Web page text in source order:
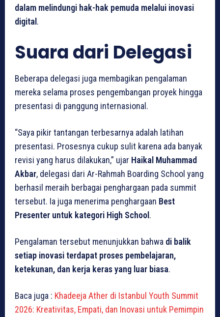
dalam melindungi hak-hak pemuda melalui inovasi
digital.
Suara dari Delegasi
Beberapa delegasi juga membagikan pengalaman
mereka selama proses pengembangan proyek hingga
presentasi di panggung internasional.
“Saya pikir tantangan terbesarnya adalah latihan
presentasi. Prosesnya cukup sulit karena ada banyak
revisi yang harus dilakukan,” ujar Haikal Muhammad
Akbar, delegasi dari Ar-Rahmah Boarding School yang
berhasil meraih berbagai penghargaan pada summit
tersebut. Ia juga menerima penghargaan Best
Presenter untuk kategori High School.
Pengalaman tersebut menunjukkan bahwa di balik
setiap inovasi terdapat proses pembelajaran,
ketekunan, dan kerja keras yang luar biasa.
Baca juga : Khadeeja Ather di Istanbul Youth Summit
2026: Kreativitas, Empati, dan Inovasi untuk Pemimpin